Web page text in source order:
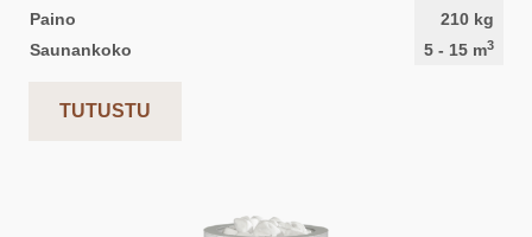
Paino
210 kg
Saunankoko
5 - 15 m3
TUTUSTU